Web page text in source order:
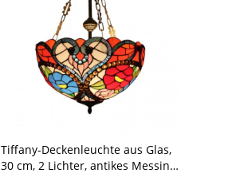
Tiffany-Deckenleuchte aus Glas,
30 cm, 2 Lichter, antikes Messing,